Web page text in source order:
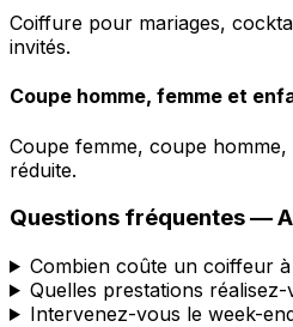
Coiffure pour mariages,
invités.
Coupe homme, femme et
Coupe femme, coupe
réduite.
Questions fréquentes —
Combien coûte un coiffeur
Quelles prestations
Intervenez-vous le week-